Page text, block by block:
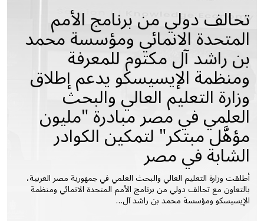
تحالف دولي من برنامج الأمم
المتحدة الانمائي ومؤسسة محمد
بن راشد آل مكتوم للمعرفة
ومنظمة الإيسيسكو يدعم إطلاق
وزارة التعليم العالي والبحث
العلمي في مصر مبادرة "مليون
مؤهَّل مبتكر" لتمكين الكوادر
الشابة في مصر
أطلقت وزارة التعليم العالي والبحث العلمي في جمهورية مصر العربية،
بالتعاون مع تحالف دولي من برنامج الأمم المتحدة الانمائي ومنظمة
الإيسيسكو ومؤسسة محمد بن راشد آل…